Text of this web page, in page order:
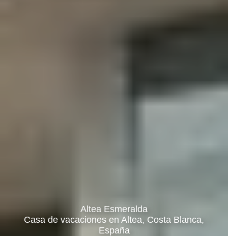
Altea Esmeralda
Casa de vacaciones en Altea, Costa Blanca,
España